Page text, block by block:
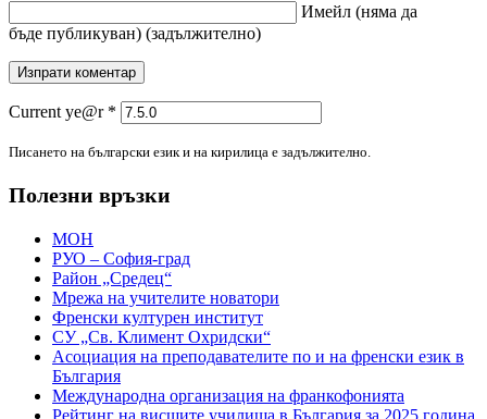
Имейл (няма да
бъде публикуван) (задължително)
Current ye@r *
Писането на български език и на кирилица е задължително.
Полезни връзки
МОН
РУО – София-град
Район „Средец“
Мрежа на учителите новатори
Френски културен институт
СУ „Св. Климент Охридски“
Асоциация на преподавателите по и на френски език в
България
Международна организация на франкофонията